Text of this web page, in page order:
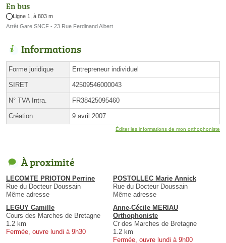
En bus
Ligne 1, à 803 m
Arrêt Gare SNCF - 23 Rue Ferdinand Albert
Informations
Forme juridique Entrepreneur individuel
SIRET 42509546000043
N° TVA Intra. FR38425095460
Création 9 avril 2007
Éditer les informations de mon orthophoniste
À proximité
LECOMTE PRIOTON Perrine
Rue du Docteur Doussain
Même adresse
POSTOLLEC Marie Annick
Rue du Docteur Doussain
Même adresse
LEGUY Camille
Cours des Marches de Bretagne
1.2 km
Fermée, ouvre lundi à 9h30
Anne-Cécile MERIAU
Orthophoniste
Cr des Marches de Bretagne
1.2 km
Fermée, ouvre lundi à 9h00